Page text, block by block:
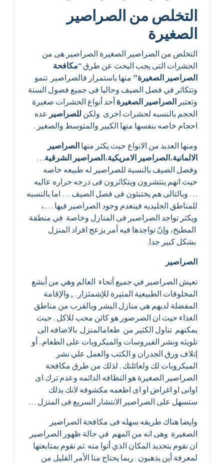
التخلص من الصراصير
الصغيرة
التخلص من الصراصير الصغيرة الصراصير هى من
الحشرات التى يجب البحث عن طرق “ مكافحة
الصراصير الصغيرة”منها باستمرار فالصراصير تنمو
وتتكاثر في فصل الصيف وحاليا فى جميع فصول السنة
وتعتبرالصراصير الصغيرة أحد أنواع الحشرات صغيرة
الحجم بالنسبه لحشرات اخرى ولكنللصراصيرعده
احجام خاصه بنفسها منها الكبير والمتوسط والصغير .
ومنها العديد من الانواع حيث يكثر منهاالصراصير
الالمانية،الصراصير الامريكية،الصراصير الشرقية…
وفصل الصيف بالنسبة للصراصير له طبيعه خاصه
حيث انهم ينتشرون ويتكاثرون فى درجه حراره عاليه
… وبالتالى هم يختبئون فى فصل الصيف … اما بالنسبه
للمناطق الجليديه فينعدم وجود الصراصير فيها ….،
ويكثر تواجد الصراصير فى المنازل وخاصة في منطقة
المطبخ، وإنّ تواجدها فيه أمر يزعج افراد المنزل
بشكل كبير جدا.
الصراصير
تعيش الصراصير في جميع أنحاء العالم وهي من أبشع
المخلوقات الطبيعية المثيرة للإشمئزار . , والإقامة
المفضلة لديهم هي منازل البشر وبالقرب من مناطق
الغذاء حيث ان الصرصور هو كائن محب للاكل . حيث
يمكنهم تناول الكثير من طعامالمنزل بالاضافه الى
تلويثه ونشر الفيروسات والميكروبات على الطعام.. أو
إتلاف ورق الجدران و الكتب والعمل علي نشر
الميكروبات لك ولعائلتك . لذلك من طرق مكافحة
الصراصير الصغيرة هو النظافه الدائمه وعدم ترك اى
اوانى او اغراض او اى اطعمه مكشوفه لانك بذلك
ستسهل على الصراصير الانتشار السريع فى المنزل …
وايضا هناك طريقه سهله فى مكافحة الصراصير
الصغيرة وهى انه من المهم في حالة ظهور الصراصير
ان نقوم بتحديد المكان الذي أتوا منه .ثم نقوم بمتابعتها
لمعرفة أين يذهبون . ربما يحتاج منا الأمر القليل من